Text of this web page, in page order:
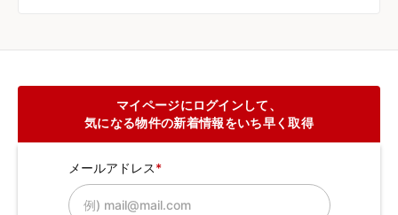
マイページにログインして、
気になる物件の新着情報をいち早く取得
メールアドレス